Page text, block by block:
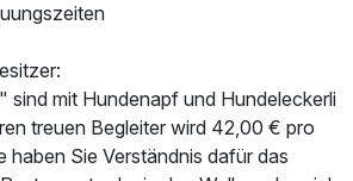
sind mit Hundenapf und Hundeleckerli
treuen Begleiter wird 42,00 € pro
haben Sie Verständnis dafür das